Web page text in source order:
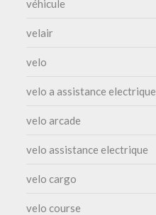
véhicule
velair
velo
velo a assistance electrique
velo arcade
velo assistance electrique
velo cargo
velo course